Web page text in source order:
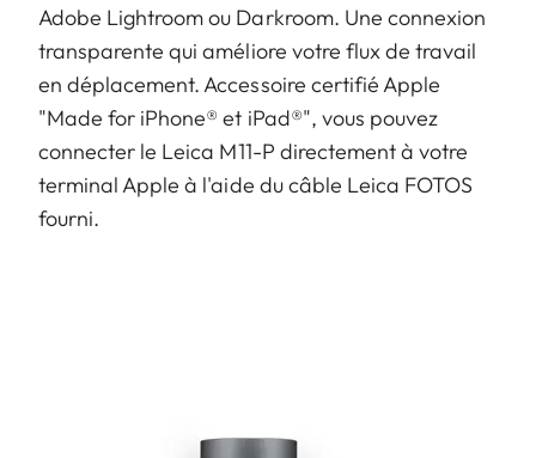
Adobe Lightroom ou Darkroom. Une connexion
transparente qui améliore votre flux de travail
en déplacement. Accessoire certifié Apple
"Made for iPhone® et iPad®", vous pouvez
connecter le Leica M11-P directement à votre
terminal Apple à l'aide du câble Leica FOTOS
fourni.